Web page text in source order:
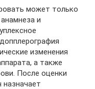
может только
и
изменения
а также
После оценки
назначает